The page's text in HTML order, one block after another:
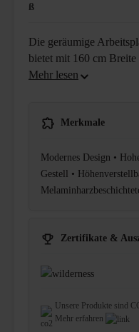
ß
Die geräumige
bietet mit 160 cm
Merkmale
Modernes Design •
Gestell •
Zertifikate &
Unsere Produkte sind
Mehr erfahren